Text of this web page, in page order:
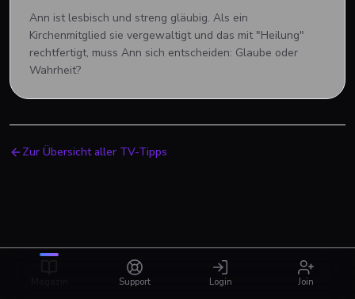
Ann ist lesbisch und streng gläubig. Als ein
Kirchenmitglied sie vergewaltigt und das mit "Heilung"
rechtfertigt, muss Ann sich entscheiden: Glaube oder
Wahrheit?
Zur Übersicht aller TV-Tipps
Support Login Join